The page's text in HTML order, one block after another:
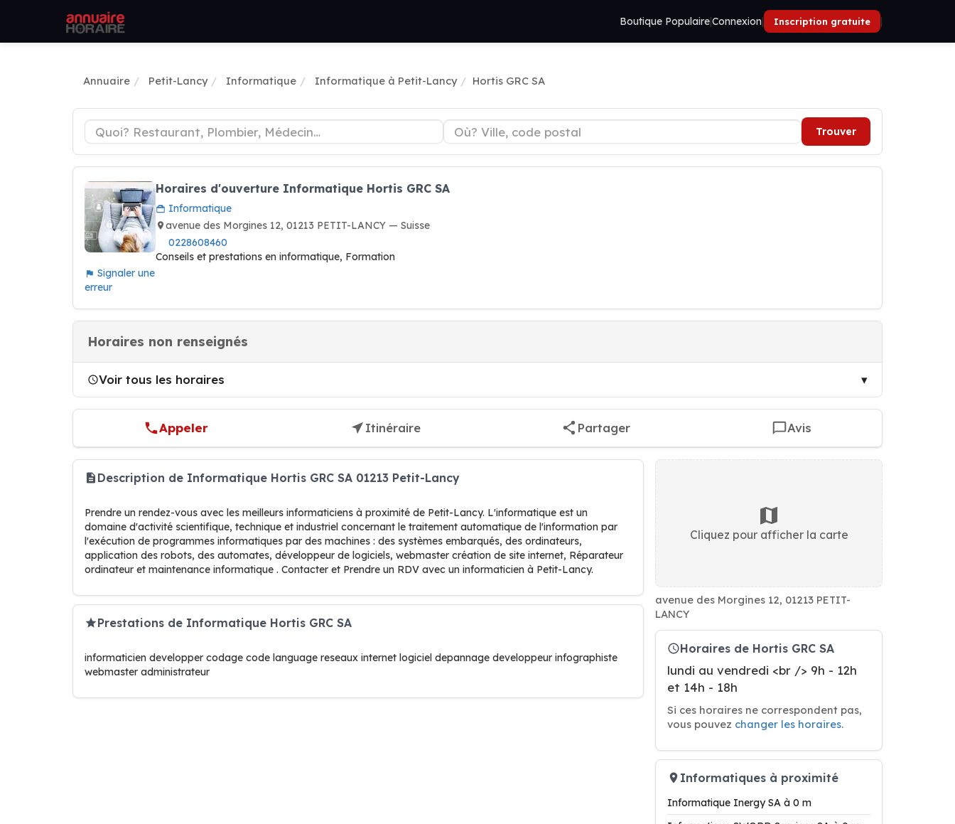
Boutique Populaire|Connexion| Inscription gratuite |
Annuaire Petit-Lancy Informatique Informatique à Petit-Lancy Hortis GRC SA
Trouver
Signaler une
erreur
Horaires d'ouverture Informatique Hortis GRC SA
Informatique
avenue des Morgines 12, 01213 PETIT-LANCY — Suisse
0228608460
Conseils et prestations en informatique, Formation
Horaires non renseignés
Voir tous les horaires
Appeler Itinéraire Partager Avis
Description de Informatique Hortis GRC SA 01213 Petit-Lancy
Prendre un rendez-vous avec les meilleurs informaticiens à proximité de Petit-Lancy. L'informatique est un
domaine d'activité scientifique, technique et industriel concernant le traitement automatique de l'information par
l'exécution de programmes informatiques par des machines : des systèmes embarqués, des ordinateurs,
application des robots, des automates, développeur de logiciels, webmaster création de site internet, Réparateur
ordinateur et maintenance informatique . Contacter et Prendre un RDV avec un informaticien à Petit-Lancy.
Prestations de Informatique Hortis GRC SA
informaticien developper codage code language reseaux internet logiciel depannage developpeur infographiste
webmaster administrateur
Cliquez pour afficher la carte
avenue des Morgines 12, 01213 PETIT-
LANCY
Horaires de Hortis GRC SA
lundi au vendredi <br /> 9h - 12h
et 14h - 18h
Si ces horaires ne correspondent pas,
vous pouvez changer les horaires.
Informatiques à proximité
Informatique Inergy SA à 0 m